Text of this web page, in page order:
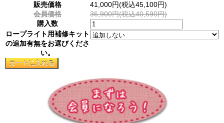
販売価格
41,000円(税込45,100円)
会員価格
36,900円(税込40,590円)
購入数
ロープライト用補修キット
の追加有無をお選びくださ
い。